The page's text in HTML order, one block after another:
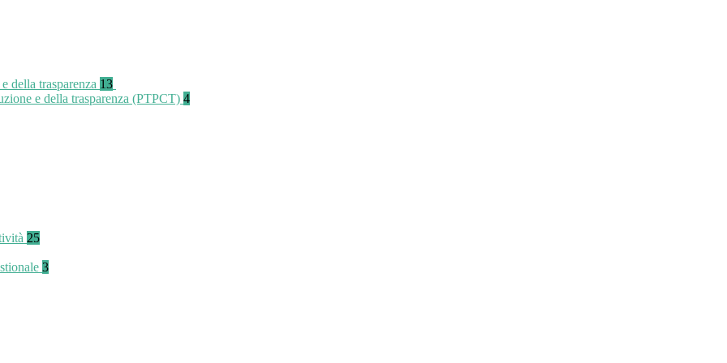
della trasparenza 13
e della trasparenza (PTPCT) 4
25
3